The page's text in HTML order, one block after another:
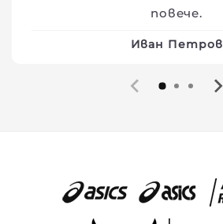
повече.
Иван Петров